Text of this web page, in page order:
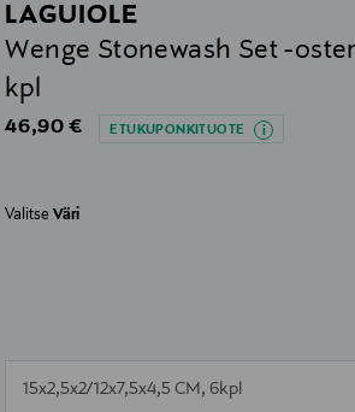
LAGUIOLE
Wenge Stonewash Set -
kpl
Original Price
46,90 € ETUKUPONKITUOTE
ValitseVäri
15x2,5x2/12x7,5x4,5 CM, 6kpl
null